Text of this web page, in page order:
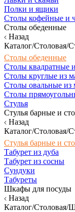
Полки и ящики
Столы кофейные и
Столы обеденные
Назад
Каталог/Столовая/
Столы обеденные
Столы квадратные
Столы круглые из
Столы овальные из
Столы
Стулья
Стулья барные и
Назад
Каталог/Столовая/
Стулья барные и
Табурет из дуба
Табурет из сосны
Сундуки
Табуреты
Шкафы для посуды
Назад
Каталог/Столовая/